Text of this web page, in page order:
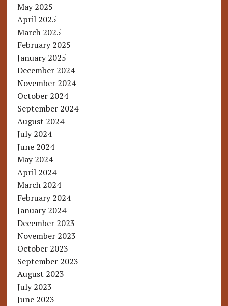
May 2025
April 2025
March 2025
February 2025
January 2025
December 2024
November 2024
October 2024
September 2024
August 2024
July 2024
June 2024
May 2024
April 2024
March 2024
February 2024
January 2024
December 2023
November 2023
October 2023
September 2023
August 2023
July 2023
June 2023